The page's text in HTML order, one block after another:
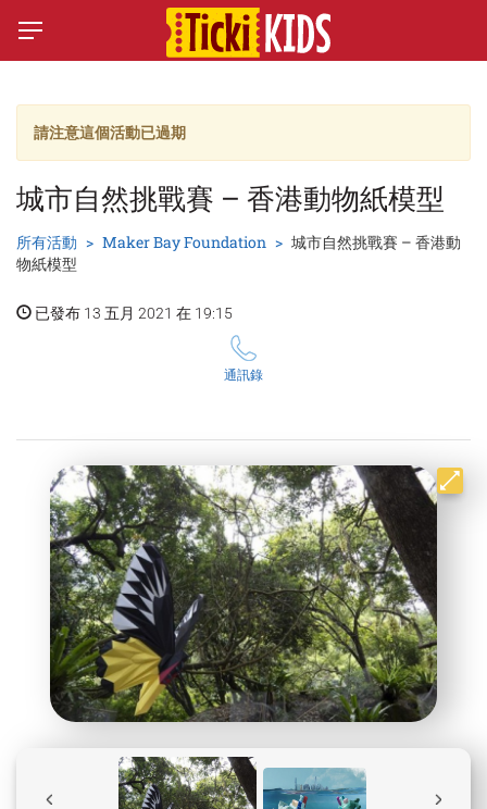
請注意這個活動已過期
城市自然挑戰賽 – 香港動物紙模型
所有活動 Maker Bay Foundation
城市自然挑戰賽 – 香港動
物紙模型
已發布 13 五月 2021 在 19:15
通訊錄